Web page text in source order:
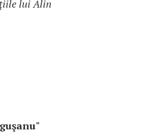
lui Alin